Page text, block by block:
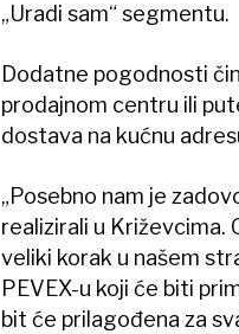
„Uradi sam“ segmentu.
Dodatne pogodnosti
prodajnom centru ili
dostava na kućnu
„Posebno nam je
realizirali u
veliki korak u našem
PEVEX-u koji će biti
bit će prilagođena za